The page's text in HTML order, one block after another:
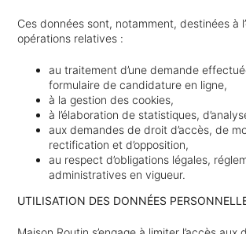
Ces données sont, notamment, destinées à
opérations relatives :
au traitement d’une demande
formulaire de candidature en ligne,
à la gestion des cookies,
à l’élaboration de statistiques,
aux demandes de droit d’accès, de
rectification et d’opposition,
au respect d’obligations légales,
administratives en vigueur.
UTILISATION DES DONNÉES